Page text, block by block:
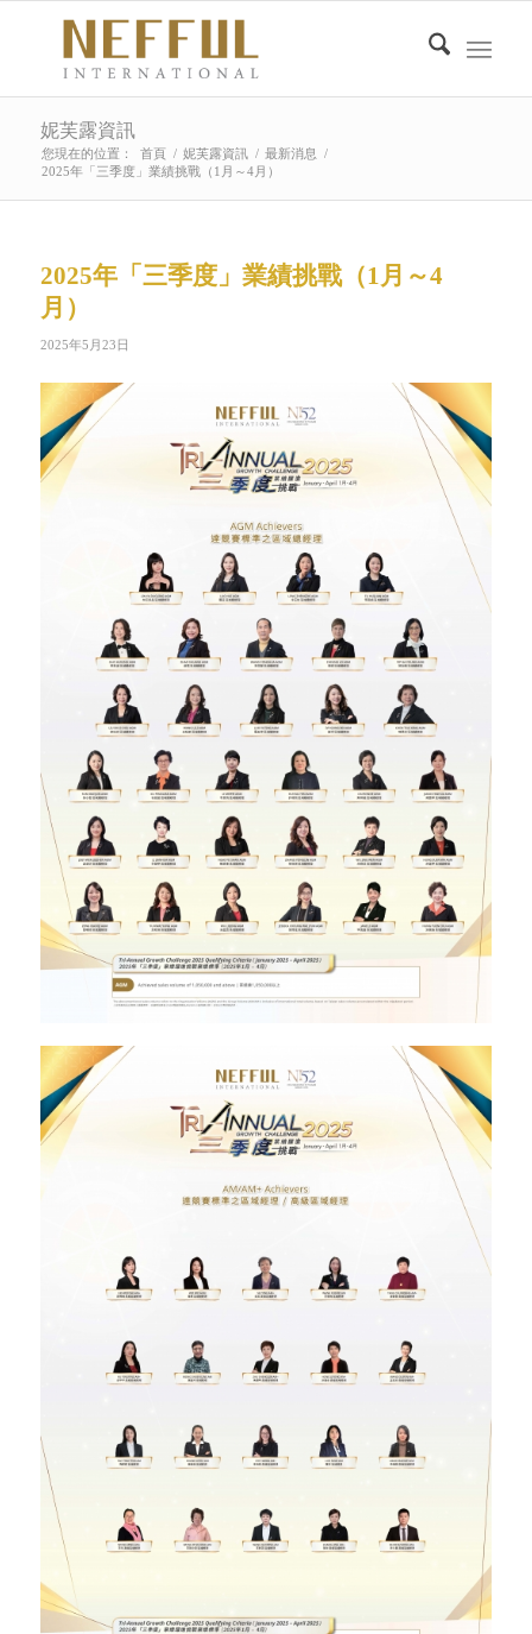
妮芙露資訊
您現在的位置： 首頁 / 妮芙露資訊 / 最新消息
/
2025年「三季度」業績挑戰（1月～4月）
2025年「三季度」業績挑戰（1月～4
月）
2025年5月23日